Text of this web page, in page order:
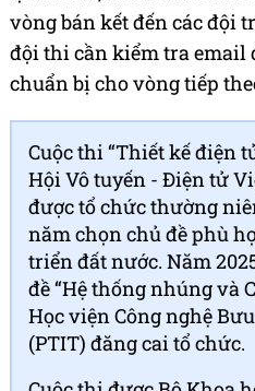
vòng bán kết đến các đội
đội thi cần kiểm tra email
chuẩn bị cho vòng tiếp
Cuộc thi “Thiết kế điện
Hội Vô tuyến - Điện tử
được tổ chức thường
năm chọn chủ đề phù
triển đất nước. Năm
đề “Hệ thống nhúng và
Học viện Công nghệ
(PTIT) đăng cai tổ chức.